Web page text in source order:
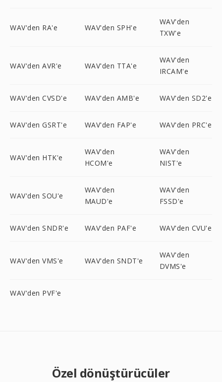
WAV'den RA'e WAV'den SPH'e
WAV'den
TXW'e
WAV'den AVR'e WAV'den TTA'e
WAV'den
IRCAM'e
WAV'den CVSD'e WAV'den AMB'e WAV'den SD2'e
WAV'den GSRT'e WAV'den FAP'e WAV'den PRC'e
WAV'den HTK'e
WAV'den
HCOM'e
WAV'den
NIST'e
WAV'den SOU'e
WAV'den
MAUD'e
WAV'den
FSSD'e
WAV'den SNDR'e WAV'den PAF'e WAV'den CVU'e
WAV'den VMS'e WAV'den SNDT'e
WAV'den
DVMS'e
WAV'den PVF'e
Özel dönüştürücüler